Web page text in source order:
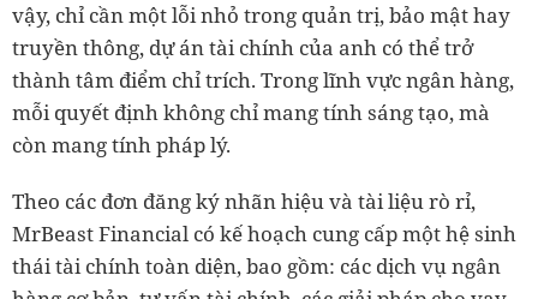
vậy, chỉ cần một lỗi nhỏ trong quản trị, bảo mật hay
truyền thông, dự án tài chính của anh có thể trở
thành tâm điểm chỉ trích. Trong lĩnh vực ngân hàng,
mỗi quyết định không chỉ mang tính sáng tạo, mà
còn mang tính pháp lý.
Theo các đơn đăng ký nhãn hiệu và tài liệu rò rỉ,
MrBeast Financial có kế hoạch cung cấp một hệ sinh
thái tài chính toàn diện, bao gồm: các dịch vụ ngân